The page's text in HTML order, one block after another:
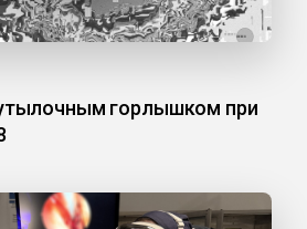
горлышком при